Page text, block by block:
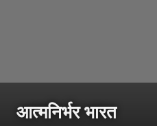
आत्मनिर्भर भारत